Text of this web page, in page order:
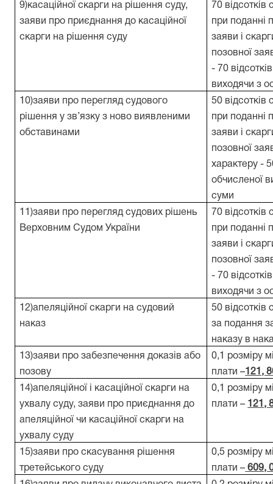
9)касаційної скарги на рішення суду,
заяви про приєднання до касаційної
скарги на рішення суду
70 відсотків
при поданні
заяви і
позовної
- 70
виходячи з
10)заяви про перегляд судового
рішення у зв’язку з ново виявленими
обставинами
50 відсотків
при поданні
заяви і
позовної
характеру -
обчисленої
суми
11)заяви про перегляд судових рішень
Верховним Судом України
70 відсотків
при поданні
заяви і
позовної
- 70
виходячи з
12)апеляційної скарги на судовий
наказ
50 відсотків
за подання
наказу в
13)заяви про забезпечення доказів або
позову
0,1 розміру
плати – 121,
14)апеляційної і касаційної скарги на
ухвалу суду, заяви про приєднання до
апеляційної чи касаційної скарги на
ухвалу суду
0,1 розміру
плати –
121,
15)заяви про скасування рішення
третейського суду
0,5 розміру
плати – 609,